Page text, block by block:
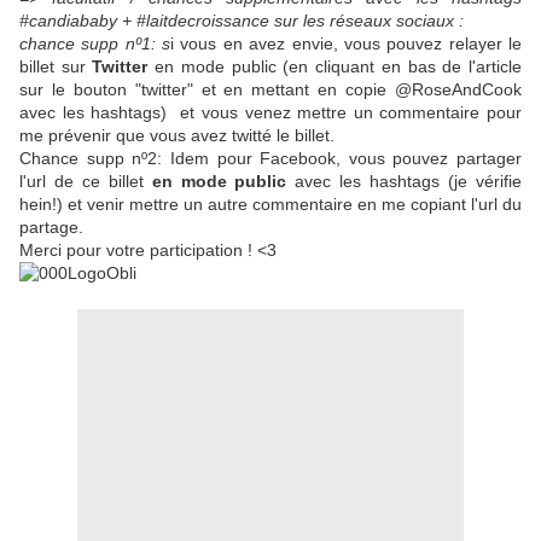
#candiababy + #laitdecroissance sur les réseaux sociaux :
chance supp nº1: si vous en avez envie, vous pouvez relayer le
billet surTwitteren mode public (en cliquant en bas de l'article
sur le bouton "twitter" et en mettant en copie @RoseAndCook
avec les hashtags) et vous venez mettre un commentaire pour
me prévenir que vous avez twitté le billet.
Chance supp nº2: Idem pour Facebook, vous pouvez partager
l'url de ce billet en mode public avec les hashtags (je vérifie
hein!) et venir mettre un autre commentaire en me copiant l'url du
partage.
Merci pour votre participation ! <3